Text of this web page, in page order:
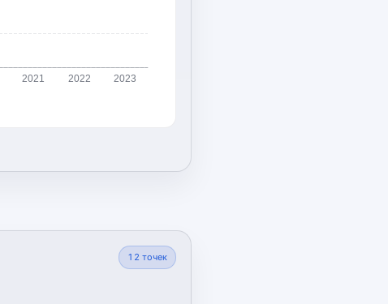
2021 2022 2023
12 точек